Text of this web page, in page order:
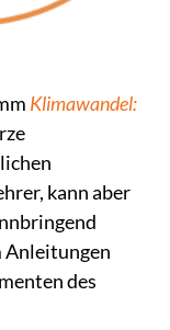
Klimawandel:
kann aber
Anleitungen
des